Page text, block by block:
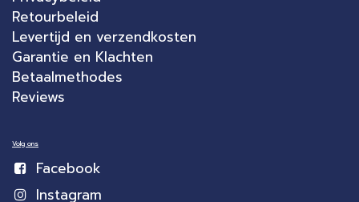
Retourbeleid
Levertijd en verzendkosten
Garantie en Klachten
Betaalmethodes
Reviews
Volg ons
Facebook
Instagram